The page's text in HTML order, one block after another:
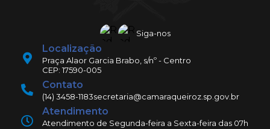
Siga-nos
Localização
Praça Alaor Garcia Brabo, s/nº - Centro
CEP: 17590-005
Contato
(14) 3458-1183secretaria@camaraqueiroz.sp.gov.br
Atendimento
Atendimento de Segunda-feira a Sexta-feira das 07h